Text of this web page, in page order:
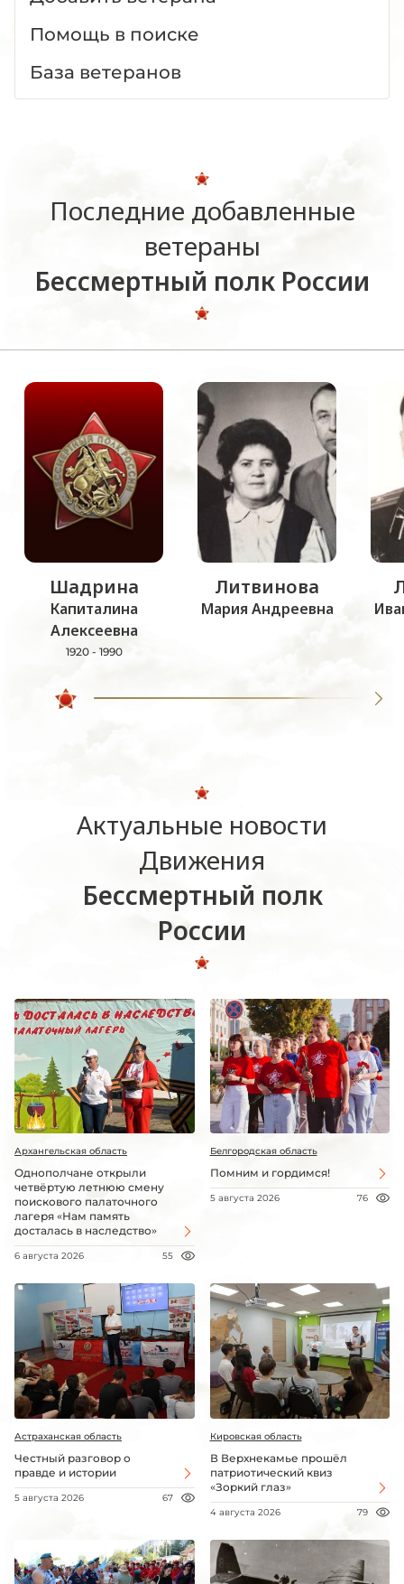
Помощь в поиске
База ветеранов
Последние добавленные
ветераны
Бессмертный полк России
Шадрина
Капиталина
Алексеевна
1920 - 1990
Литвинова
Мария Андреевна
Актуальные новости
Движения
Бессмертный полк
России
Архангельская область
Однополчане открыли
четвёртую летнюю смену
поискового палаточного
лагеря «Нам память
досталась в наследство»
6 августа 2026 55
Белгородская область
Помним и гордимся!
5 августа 2026 76
Астраханская область
Честный разговор о
правде и истории
5 августа 2026 67
Кировская область
В Верхнекамье прошёл
патриотический квиз
«Зоркий глаз»
4 августа 2026 79